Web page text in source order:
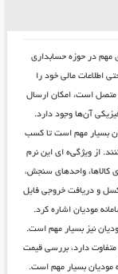
مهم در حوزه حسابداری
اطلاعات مالی خود را
متصل است، امکان ارسال
آن‌ها وجود دارد.
بسیار مهم است تا کسب
از ویژگی‌ه ای این نرم
کالاها، واحدهای سنجش،
و دریافت خروجی فایل
مودیان اشاره کرد.
نیز بسیار مهم است.
متفاوت دارد، بررسی قیمت
مودیان بسیار مهم است.